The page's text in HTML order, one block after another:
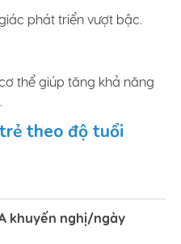
phát triển vượt bậc.
thể giúp tăng khả năng
theo độ tuổi
khuyến nghị/ngày